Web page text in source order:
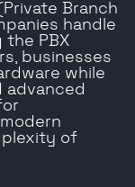
Branch
handle
the PBX
businesses
while
advanced
of